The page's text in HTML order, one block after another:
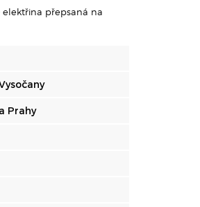
elektřina přepsaná na
Prahy